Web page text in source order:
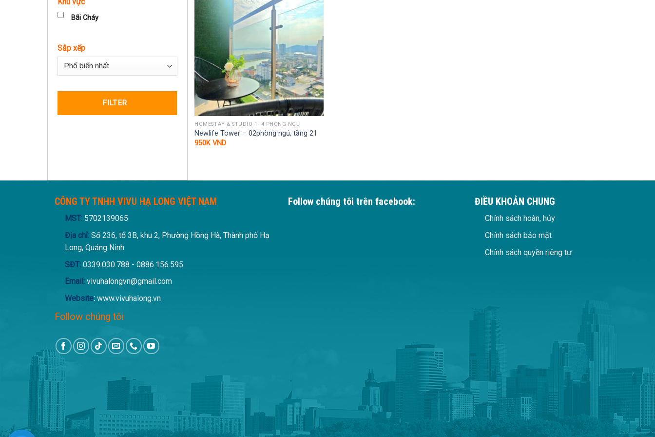
Bãi Cháy
Sắp xếp
Sort Products
FILTER
HOMESTAY & STUDIO 1- 4 PHÒNG NGỦ
Newlife Tower – 02phòng ngủ, tầng 21
950KVND
CÔNG TY TNHH VIVU HẠ LONG VIỆT NAM
MST: 5702139065
Địa chỉ:Số 236, tổ 3B, khu 2, Phường Hồng Hà, Thành phố Hạ
Long, Quảng Ninh
SĐT:0339.030.788 - 0886.156.595
Email:vivuhalongvn@gmail.com
Website:www.vivuhalong.vn
Follow chúng tôi
Follow chúng tôi trên facebook: ĐIỀU KHOẢN CHUNG
Chính sách hoàn, hủy
Chính sách bảo mật
Chính sách quyền riêng tư